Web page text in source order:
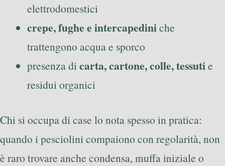
elettrodomestici
crepe, fughe e intercapediniche
trattengono acqua e sporco
presenza di carta, cartone, colle, tessutie
residui organici
Chi si occupa di case lo nota spesso in pratica:
quando i pesciolini compaiono con regolarità, non
è raro trovare anche condensa, muffa iniziale o